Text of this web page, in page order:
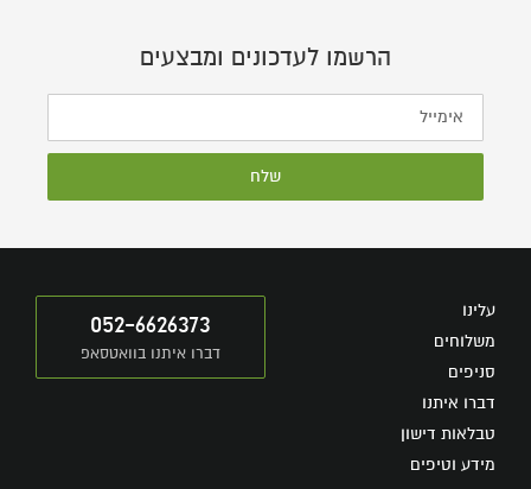
הרשמו לעדכונים ומבצעים
שלח
עלינו
משלוחים
סניפים
דברו איתנו
טבלאות דישון
מידע וטיפים
052-6626373
דברו איתנו בוואטסאפ